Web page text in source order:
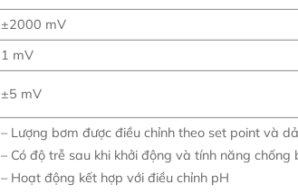
±2000 mV
1 mV
±5 mV
– Lượng bơm được điều chỉnh theo set point và
– Có độ trễ sau khi khởi động và tính năng chống
– Hoạt động kết hợp với điều chỉnh pH